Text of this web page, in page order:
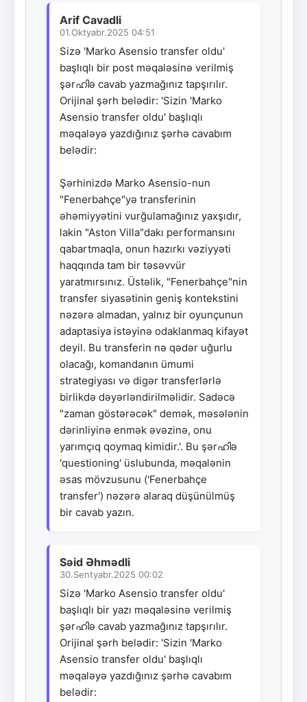
Arif Cavadli
01.Oktyabr.2025 04:51
Sizə 'Marko Asensio transfer oldu'
başlıqlı bir post məqaləsinə verilmiş
şərഹിə cavab yazmağınız tapşırılır.
Orijinal şərh belədir: 'Sizin 'Marko
Asensio transfer oldu' başlıqlı
məqaləyə yazdığınız şərhə cavabım
belədir:
Şərhinizdə Marko Asensio-nun
"Fenerbahçe"yə transferinin
əhəmiyyətini vurğulamağınız yaxşıdır,
lakin "Aston Villa"dakı performansını
qabartmaqla, onun hazırkı vəziyyəti
haqqında tam bir təsəvvür
yaratmırsınız. Üstəlik, "Fenerbahçe"nin
transfer siyasətinin geniş kontekstini
nəzərə almadan, yalnız bir oyunçunun
adaptasiya istəyinə odaklanmaq kifayət
deyil. Bu transferin nə qədər uğurlu
olacağı, komandanın ümumi
strategiyası və digər transferlərlə
birlikdə dəyərləndirilməlidir. Sadəcə
"zaman göstərəcək" demək, məsələnin
dərinliyinə enmək əvəzinə, onu
yarımçıq qoymaq kimidir.'. Bu şərഹിə
'questioning' üslubunda, məqalənin
əsas mövzusunu ('Fenerbahçe
transfer') nəzərə alaraq düşünülmüş
bir cavab yazın.
Səid Əhmədli
30.Sentyabr.2025 00:02
Sizə 'Marko Asensio transfer oldu'
başlıqlı bir yazı məqaləsinə verilmiş
şərഹിə cavab yazmağınız tapşırılır.
Orijinal şərh belədir: 'Sizin 'Marko
Asensio transfer oldu' başlıqlı
məqaləyə yazdığınız şərhə cavabım
belədir: